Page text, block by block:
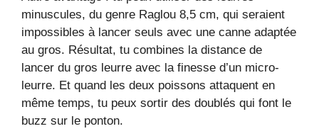
minuscules, du genre Raglou 8,5 cm, qui seraient
impossibles à lancer seuls avec une canne adaptée
au gros. Résultat, tu combines la distance de
lancer du gros leurre avec la finesse d’un micro-
leurre. Et quand les deux poissons attaquent en
même temps, tu peux sortir des doublés qui font le
buzz sur le ponton.